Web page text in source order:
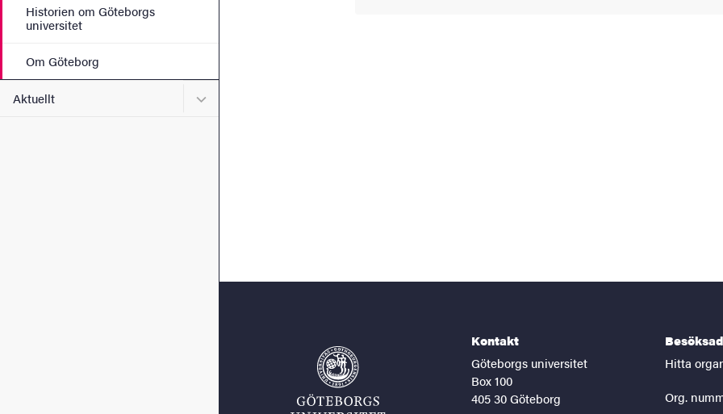
Historien om Göteborgs
universitet
Om Göteborg
Aktuellt Undermeny för Aktuellt
Kontakt
Göteborgs universitet
Box 100
405 30 Göteborg
Hitta
Org.